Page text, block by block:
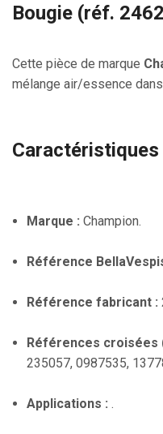
Bougie (réf.
Cette pièce de marque
mélange air/essence
Marque : Champion.
Référence
Référence fabricant :
Références croisées
235057, 0987535,
Applications : .